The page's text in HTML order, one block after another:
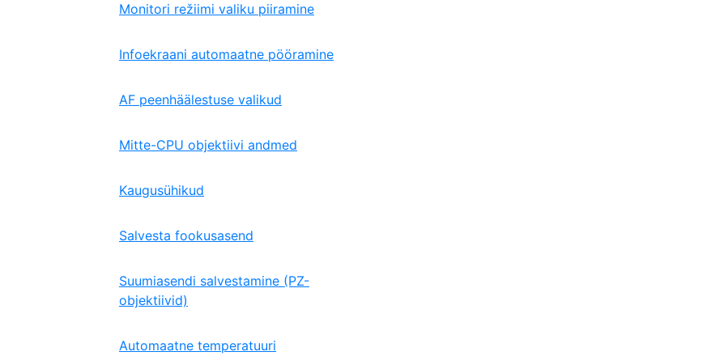
Monitori režiimi valiku piiramine
Infoekraani automaatne pööramine
AF peenhäälestuse valikud
Mitte-CPU objektiivi andmed
Kaugusühikud
Salvesta fookusasend
Suumiasendi salvestamine (PZ-
objektiivid)
Automaatne temperatuuri